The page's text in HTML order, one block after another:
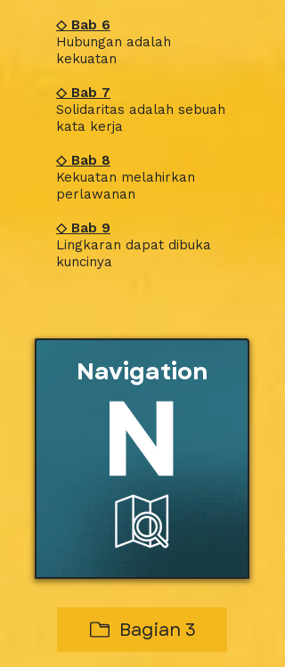
◇ Bab 6
Hubungan adalah
kekuatan
◇ Bab 7
Solidaritas adalah sebuah
kata kerja
◇ Bab 8
Kekuatan melahirkan
perlawanan
◇ Bab 9
Lingkaran dapat dibuka
kuncinya
Navigation
Bagian 3